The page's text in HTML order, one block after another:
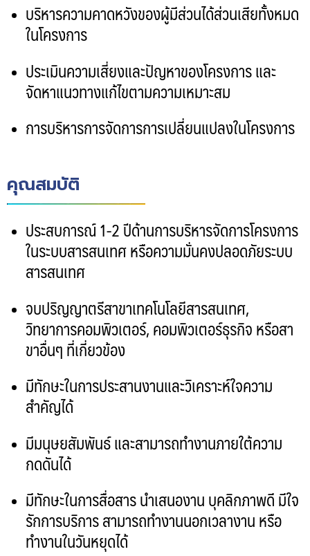
บริหารความคาดหวังของผู้มีส่วนได้ส่วนเสียทั้งหมด
ในโครงการ
ประเมินความเสี่ยงและปัญหาของโครงการ และ
จัดหาแนวทางแก้ไขตามความเหมาะสม
การบริหารการจัดการการเปลี่ยนแปลงในโครงการ
คุณสมบัติ
ประสบการณ์1-2ปีด้านการบริหารจัดการโครงการ
ในระบบสารสนเทศ หรือความมั่นคงปลอดภัยระบบ
สารสนเทศ
จบปริญญาตรีสาขาเทคโนโลยีสารสนเทศ,
วิทยาการคอมพิวเตอร์,คอมพิวเตอร์ธุรกิจ หรือสา
ขาอื่นๆ ที่เกี่ยวข้อง
มีทักษะในการประสานงานและวิเคราะห์ใจความ
สำคัญได้
มีมนุษยสัมพันธ์ และสามารถทำงานภายใต้ความ
กดดันได้
มีทักษะในการสื่อสาร นำเสนองาน บุคลิกภาพดี มีใจ
รักการบริการ สามารถทำงานนอกเวลางาน หรือ
ทำงานในวันหยุดได้